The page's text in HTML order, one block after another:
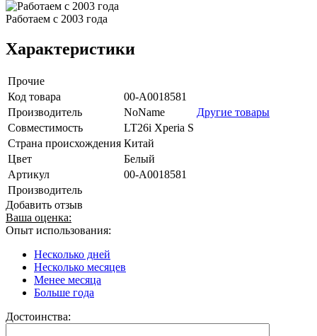
Работаем с 2003 года
Характеристики
Прочие
Код товара
00-А0018581
Производитель
NoName
Другие товары
Совместимость
LT26i Xperia S
Страна происхождения Китай
Цвет
Белый
Артикул
00-А0018581
Производитель
Добавить отзыв
Ваша оценка:
Опыт использования:
Несколько дней
Несколько месяцев
Менее месяца
Больше года
Достоинства: